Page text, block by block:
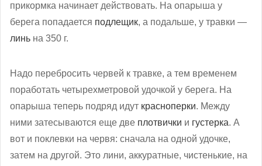
прикормка начинает действовать. На опарыша у
берега попадается подлещик, а подальше, у травки —
линь на 350 г.
Надо перебросить червей к травке, а тем временем
поработать четырехметровой удочкой у берега. На
опарыша теперь подряд идут красноперки. Между
ними затесываются еще две плотвички и густерка. А
вот и поклевки на червя: сначала на одной удочке,
затем на другой. Это лини, аккуратные, чистенькие, на